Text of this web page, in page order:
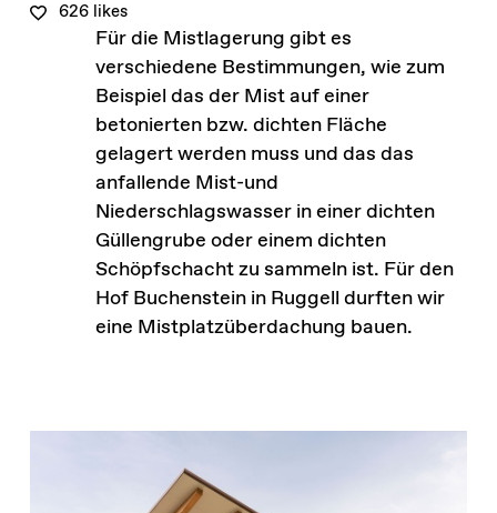
626 likes
Für die Mistlagerung gibt es
verschiedene Bestimmungen, wie zum
Beispiel das der Mist auf einer
betonierten bzw. dichten Fläche
gelagert werden muss und das das
anfallende Mist-und
Niederschlagswasser in einer dichten
Güllengrube oder einem dichten
Schöpfschacht zu sammeln ist. Für den
Hof Buchenstein in Ruggell durften wir
eine Mistplatzüberdachung bauen.